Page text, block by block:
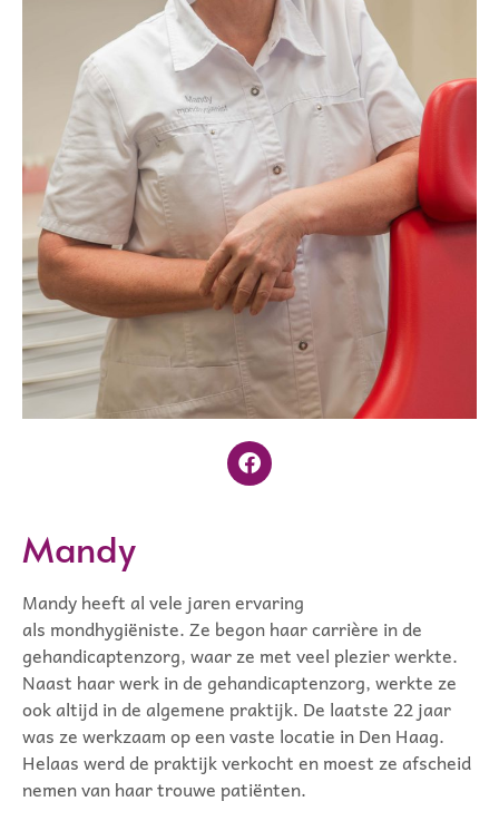
Mandy
Mandy heeft al vele jaren ervaring
als mondhygiëniste. Ze begon haar carrière in de
gehandicaptenzorg, waar ze met veel plezier werkte.
Naast haar werk in de gehandicaptenzorg, werkte ze
ook altijd in de algemene praktijk. De laatste 22 jaar
was ze werkzaam op een vaste locatie in Den Haag.
Helaas werd de praktijk verkocht en moest ze afscheid
nemen van haar trouwe patiënten.